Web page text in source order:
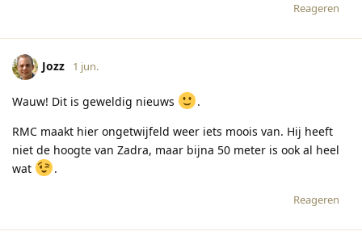
Reageren
Jozz 1 jun.
Wauw! Dit is geweldig nieuws
.
RMC maakt hier ongetwijfeld weer iets moois van. Hij heeft
niet de hoogte van Zadra, maar bijna 50 meter is ook al heel
wat
.
Reageren